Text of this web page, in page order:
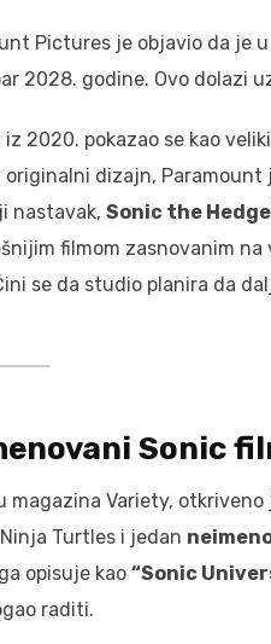
Pictures je objavio da je
2028. godine. Ovo dolazi
iz 2020. pokazao se kao
originalni dizajn, Paramount
nastavak, Sonic the
filmom zasnovanim na
se da studio planira da
Sonic
magazina Variety,
Turtles i jedan
opisuje kao “Sonic
raditi.